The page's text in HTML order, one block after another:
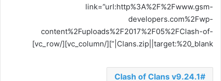
link=”url:http%3A%2F%2Fwww.gsm-
developers.com%2Fwp-
content%2Fuploads%2F2017%2F05%2FClash-of-
Clans.zip||target:%20_blank|”][/vc_column][/vc_row]
Clash of Clans v9.24.1